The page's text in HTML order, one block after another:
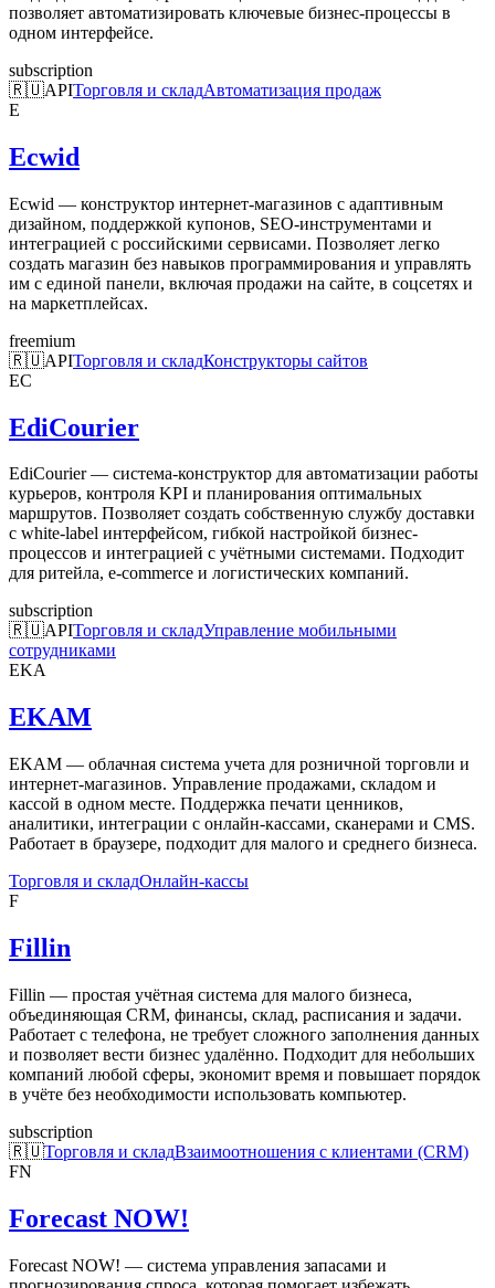
позволяет автоматизировать ключевые бизнес-процессы в
одном интерфейсе.
subscription
🇷🇺APIТорговля и складАвтоматизация продаж
E
Ecwid
Ecwid — конструктор интернет-магазинов с адаптивным
дизайном, поддержкой купонов, SEO-инструментами и
интеграцией с российскими сервисами. Позволяет легко
создать магазин без навыков программирования и управлять
им с единой панели, включая продажи на сайте, в соцсетях и
на маркетплейсах.
freemium
🇷🇺APIТорговля и складКонструкторы сайтов
EC
EdiCourier
EdiCourier — система-конструктор для автоматизации работы
курьеров, контроля KPI и планирования оптимальных
маршрутов. Позволяет создать собственную службу доставки
с white-label интерфейсом, гибкой настройкой бизнес-
процессов и интеграцией с учётными системами. Подходит
для ритейла, e-commerce и логистических компаний.
subscription
🇷🇺APIТорговля и складУправление мобильными
сотрудниками
EKA
EKAM
EKAM — облачная система учета для розничной торговли и
интернет-магазинов. Управление продажами, складом и
кассой в одном месте. Поддержка печати ценников,
аналитики, интеграции с онлайн-кассами, сканерами и CMS.
Работает в браузере, подходит для малого и среднего бизнеса.
Торговля и складОнлайн-кассы
F
Fillin
Fillin — простая учётная система для малого бизнеса,
объединяющая CRM, финансы, склад, расписания и задачи.
Работает с телефона, не требует сложного заполнения данных
и позволяет вести бизнес удалённо. Подходит для небольших
компаний любой сферы, экономит время и повышает порядок
в учёте без необходимости использовать компьютер.
subscription
🇷🇺Торговля и складВзаимоотношения с клиентами (CRM)
FN
Forecast NOW!
Forecast NOW! — система управления запасами и